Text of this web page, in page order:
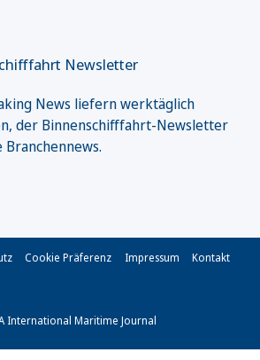
Newsletter
News liefern werktäglich
der Binnenschifffahrt-Newsletter
International Maritime Journal
Cookie Präferenz Impressum
Kontakt